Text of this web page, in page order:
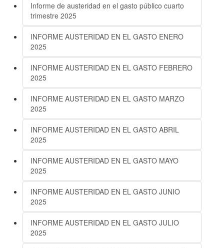
Informe de austeridad en el gasto público cuarto
trimestre 2025
INFORME AUSTERIDAD EN EL GASTO ENERO
2025
INFORME AUSTERIDAD EN EL GASTO FEBRERO
2025
INFORME AUSTERIDAD EN EL GASTO MARZO
2025
INFORME AUSTERIDAD EN EL GASTO ABRIL
2025
INFORME AUSTERIDAD EN EL GASTO MAYO
2025
INFORME AUSTERIDAD EN EL GASTO JUNIO
2025
INFORME AUSTERIDAD EN EL GASTO JULIO
2025